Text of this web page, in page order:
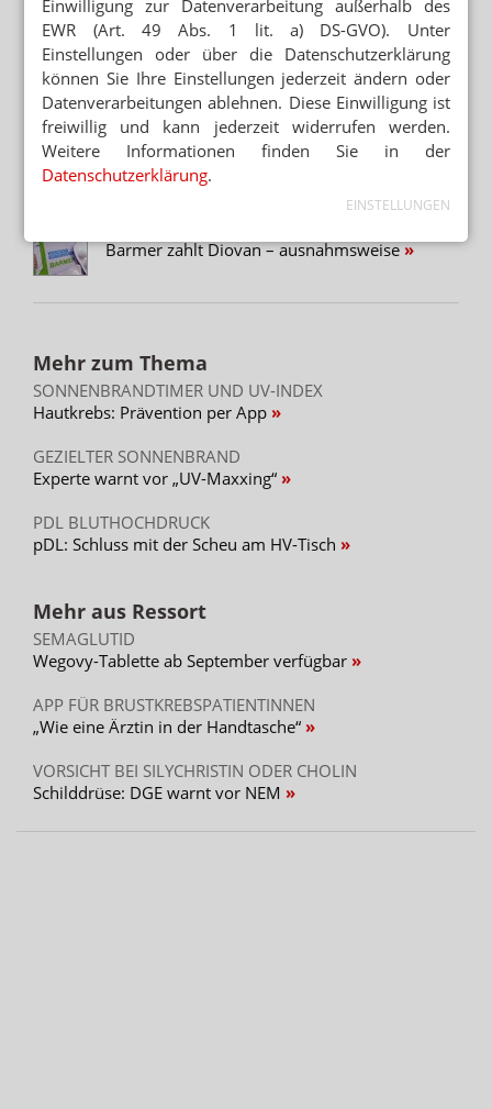
Einwilligung zur Datenverarbeitung außerhalb des
EWR (Art. 49 Abs. 1 lit. a) DS-GVO). Unter
Einstellungen oder über die Datenschutzerklärung
können Sie Ihre Einstellungen jederzeit ändern oder
Datenverarbeitungen ablehnen. Diese Einwilligung ist
freiwillig und kann jederzeit widerrufen werden.
Weitere Informationen finden Sie in der
Datenschutzerklärung.
EINSTELLUNGEN
Nach Rückruf: Engpass bis 2019 erwartet
RÜCKRUFWELLE
Valsartan: Kundeninfo zum Download
VERUNREINIGTES VALSARTAN
Kein Rückruf auf Patientenebene
Barmer zahlt Diovan – ausnahmsweise
Mehr zum Thema
SONNENBRANDTIMER UND UV-INDEX
Hautkrebs: Prävention per App
GEZIELTER SONNENBRAND
Experte warnt vor „UV-Maxxing“
PDL BLUTHOCHDRUCK
pDL: Schluss mit der Scheu am HV-Tisch
Mehr aus Ressort
SEMAGLUTID
Wegovy-Tablette ab September verfügbar
APP FÜR BRUSTKREBSPATIENTINNEN
„Wie eine Ärztin in der Handtasche“
VORSICHT BEI SILYCHRISTIN ODER CHOLIN
Schilddrüse: DGE warnt vor NEM